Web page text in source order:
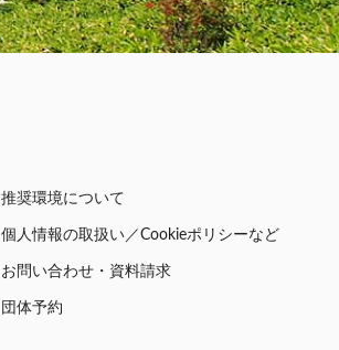
推奨環境について
個人情報の取扱い／Cookieポリシーなど
お問い合わせ・資料請求
団体予約